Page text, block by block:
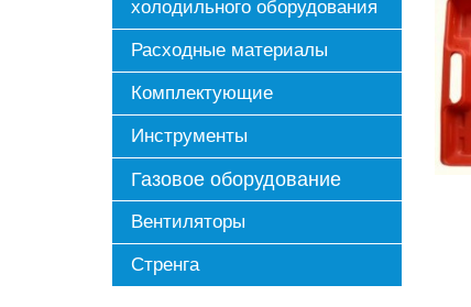
холодильного оборудования
Расходные материалы
Комплектующие
Инструменты
Газовое оборудование
Вентиляторы
Стренга